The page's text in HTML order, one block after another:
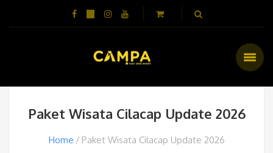
Paket Wisata Cilacap Update 2026
Home Paket Wisata Cilacap Update 2026